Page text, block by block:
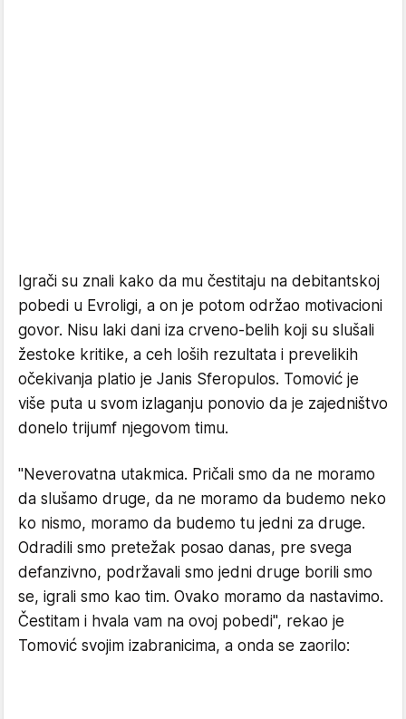
Igrači su znali kako da mu čestitaju na debitantskoj
pobedi u Evroligi, a on je potom održao motivacioni
govor. Nisu laki dani iza crveno-belih koji su slušali
žestoke kritike, a ceh loših rezultata i prevelikih
očekivanja platio je Janis Sferopulos. Tomović je
više puta u svom izlaganju ponovio da je zajedništvo
donelo trijumf njegovom timu.
"Neverovatna utakmica. Pričali smo da ne moramo
da slušamo druge, da ne moramo da budemo neko
ko nismo, moramo da budemo tu jedni za druge.
Odradili smo pretežak posao danas, pre svega
defanzivno, podržavali smo jedni druge borili smo
se, igrali smo kao tim. Ovako moramo da nastavimo.
Čestitam i hvala vam na ovoj pobedi", rekao je
Tomović svojim izabranicima, a onda se zaorilo: